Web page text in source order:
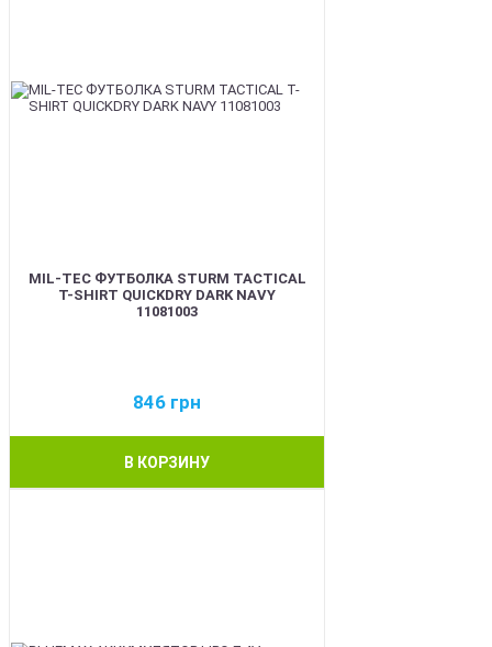
MIL-TEC ФУТБОЛКА STURM TACTICAL
T-SHIRT QUICKDRY DARK NAVY
11081003
846 грн
В КОРЗИНУ